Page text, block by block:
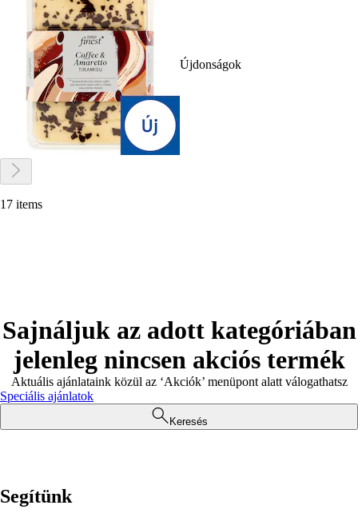
Újdonságok
17 items
Sajnáljuk az adott kategóriában
jelenleg nincsen akciós termék
Aktuális ajánlataink közül az ‘Akciók’ menüpont alatt válogathatsz
Speciális ajánlatok
Keresés
Segítünk